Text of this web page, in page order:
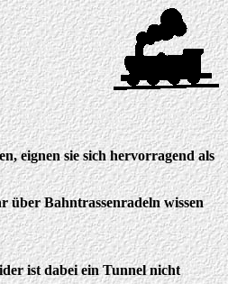
eignen sie sich hervorragend als
über Bahntrassenradeln wissen
ist dabei ein Tunnel nicht